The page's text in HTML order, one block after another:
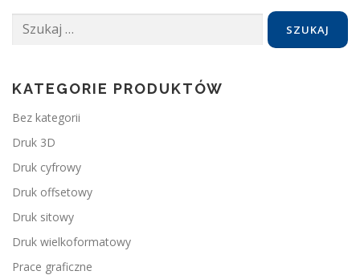
Szukaj:
KATEGORIE PRODUKTÓW
Bez kategorii
Druk 3D
Druk cyfrowy
Druk offsetowy
Druk sitowy
Druk wielkoformatowy
Prace graficzne